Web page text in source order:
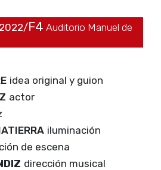
F4 Auditorio Manuel de
idea original y guion
actor
iluminación
de escena
dirección musical